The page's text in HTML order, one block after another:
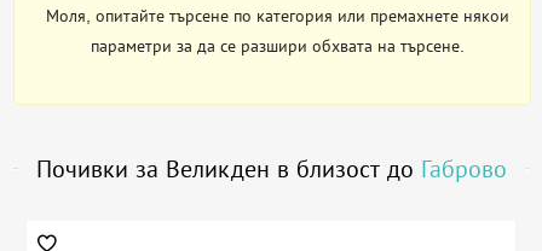
Моля, опитайте търсене по категория или премахнете някои
параметри за да се разшири обхвата на търсене.
Почивки за Великден в близост до Габрово